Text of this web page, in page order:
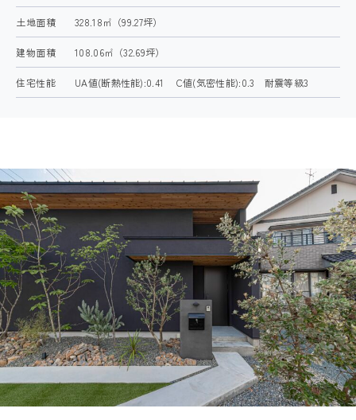
絶対に予算を超えない工夫
平屋に自信があります
ARRCHの家づくり
資金計画
土地探し
保証・アフターフォロー
お客様満足度レビュー
LINE UP
よくあるご質問
土地面積 328.18㎡（99.27坪）
建物面積 108.06㎡（32.69坪）
住宅性能 UA値(断熱性能):0.41 C値(気密性能):0.3 耐震等級3